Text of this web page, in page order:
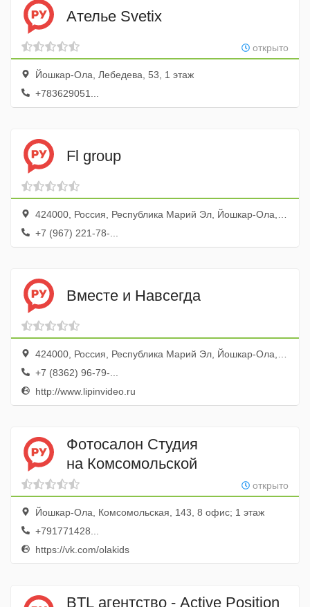
Ателье Svetix
открыто
Йошкар-Ола, Лебедева, 53, 1 этаж
+783629051...
Fl group
424000, Россия, Республика Марий Эл, Йошкар-Ола, Комсомольская улица, 88, оф. 50
+7 (967) 221-78-...
Вместе и Навсегда
424000, Россия, Республика Марий Эл, Йошкар-Ола, бульвар Чавайна, 36
+7 (8362) 96-79-...
http://www.lipinvideo.ru
Фотосалон Студия
на Комсомольской
открыто
Йошкар-Ола, Комсомольская, 143, 8 офис; 1 этаж
+791771428...
https://vk.com/olakids
BTL агентство - Active Position